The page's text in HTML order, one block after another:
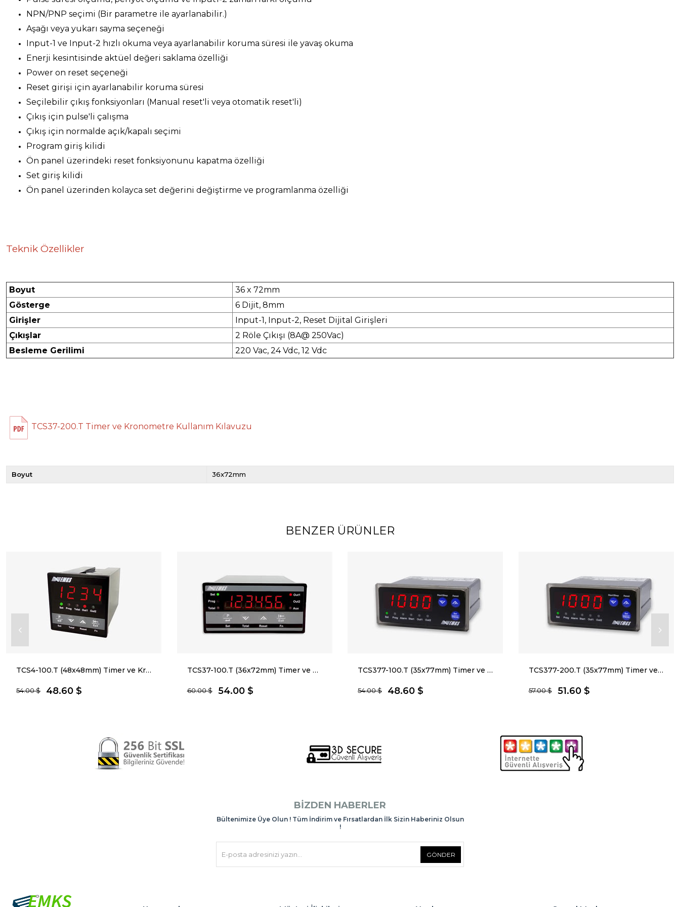
NPN/PNP seçimi (Bir parametre ile ayarlanabilir.)
Aşağı veya yukarı sayma seçeneği
Input-1 ve Input-2 hızlı okuma veya ayarlanabilir koruma süresi ile yavaş okuma
Enerji kesintisinde aktüel değeri saklama özelliği
Power on reset seçeneği
Reset girişi için ayarlanabilir koruma süresi
Seçilebilir çıkış fonksiyonları (Manual reset'li veya otomatik reset'li)
Çıkış için pulse'li çalışma
Çıkış için normalde açık/kapalı seçimi
Program giriş kilidi
Ön panel üzerindeki reset fonksiyonunu kapatma özelliği
Set giriş kilidi
Ön panel üzerinden kolayca set değerini değiştirme ve programlanma özelliği
Teknik Özellikler
Boyut
36 x 72mm
Gösterge
6 Dijit, 8mm
Girişler
Input-1, Input-2, Reset Dijital Girişleri
Çıkışlar
2 Röle Çıkışı (8A@ 250Vac)
Besleme Gerilimi
220 Vac, 24 Vdc, 12 Vdc
TCS37-200.T Timer ve Kronometre Kullanım Kılavuzu
Boyut 36x72mm
BENZER ÜRÜNLER
TCS4-100.T (48x48mm) Timer ve Kronometre
48.60 $
54.00 $
TCS37-100.T (36x72mm) Timer ve Kronometre
54.00 $
60.00 $
TCS377-100.T (35x77mm) Timer ve Kronometre
48.60 $
54.00 $
TCS377-200.T (35x77mm) Timer ve Kronometre
51.60 $
57.00 $
BIZDEN HABERLER
Bültenimize Üye Olun ! Tüm İndirim ve Fırsatlardan İlk Sizin Haberiniz Olsun
!
GÖNDER